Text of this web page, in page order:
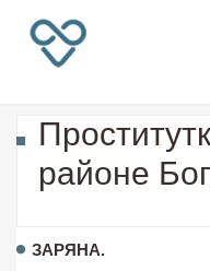
районе
ЗАРЯНА.